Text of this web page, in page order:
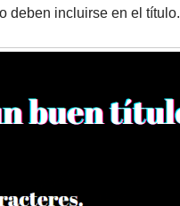
deben incluirse en el título.